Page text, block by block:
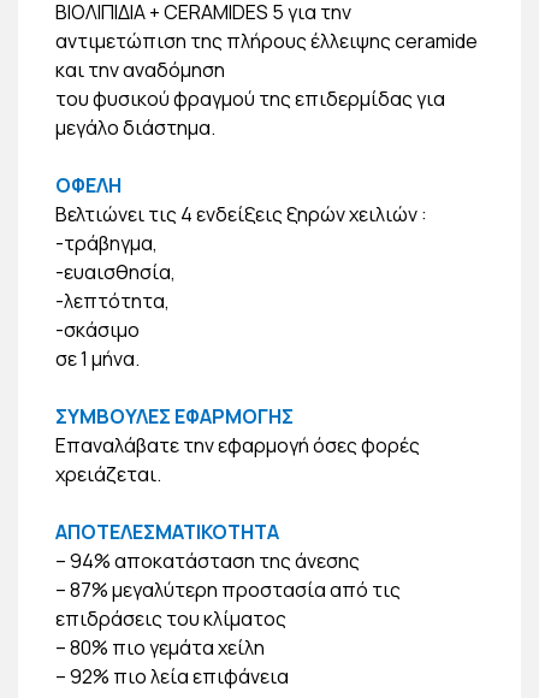
ΒΙΟΛΙΠΙΔΙΑ + CERAMIDES 5 για την
αντιμετώπιση της πλήρους έλλειψης ceramide
και την αναδόμηση
του φυσικού φραγμού της επιδερμίδας για
μεγάλο διάστημα.
ΟΦΕΛΗ
Βελτιώνει τις 4 ενδείξεις ξηρών χειλιών :
-τράβηγμα,
-ευαισθησία,
-λεπτότητα,
-σκάσιμο
σε 1 μήνα.
ΣΥΜΒΟΥΛΕΣ ΕΦΑΡΜΟΓΗΣ
Επαναλάβατε την εφαρμογή όσες φορές
χρειάζεται.
ΑΠΟΤΕΛΕΣΜΑΤΙΚΟΤΗΤΑ
– 94% αποκατάσταση της άνεσης
– 87% μεγαλύτερη προστασία από τις
επιδράσεις του κλίματος
– 80% πιο γεμάτα χείλη
– 92% πιο λεία επιφάνεια